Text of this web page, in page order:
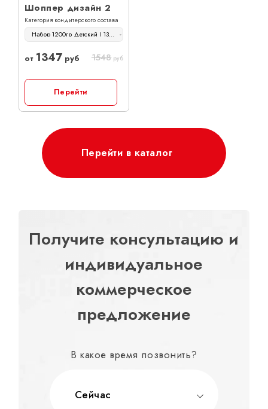
Шоппер дизайн 2
Категория кондитерского состава
Набор 1200гр Детский | 1347 руб
от 1347 руб 1548 руб
Перейти
Перейти в каталог
Получите консультацию и
индивидуальное
коммерческое
предложение
В какое время позвонить?
Сейчас